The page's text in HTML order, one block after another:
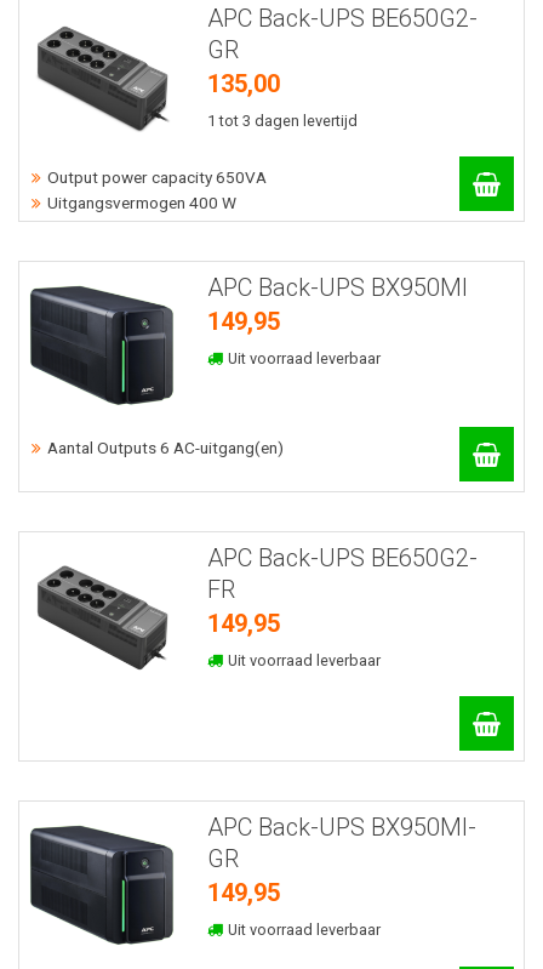
APC Back-UPS BE650G2-
GR
135,00
1 tot 3 dagen levertijd
Output power capacity 650VA
Uitgangsvermogen 400 W
APC Back-UPS BX950MI
149,95
Uit voorraad leverbaar
Aantal Outputs 6 AC-uitgang(en)
APC Back-UPS BE650G2-
FR
149,95
Uit voorraad leverbaar
APC Back-UPS BX950MI-
GR
149,95
Uit voorraad leverbaar